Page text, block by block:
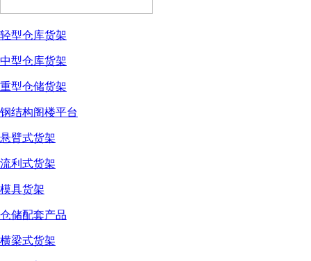
轻型仓库货架
中型仓库货架
重型仓储货架
钢结构阁楼平台
悬臂式货架
流利式货架
模具货架
仓储配套产品
横梁式货架